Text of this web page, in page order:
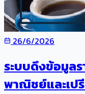
26/6/2026
ระบบดึงข้อมูล
พาณิชย์และเป